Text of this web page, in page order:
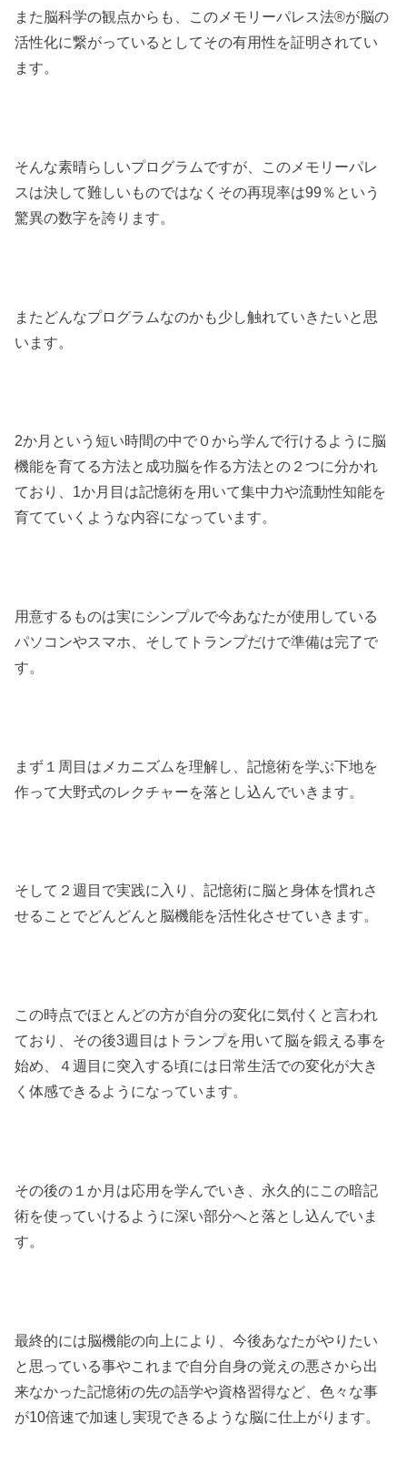
また脳科学の観点からも、このメモリーパレス法®︎が脳の
活性化に繋がっているとしてその有用性を証明されてい
ます。
そんな素晴らしいプログラムですが、このメモリーパレ
スは決して難しいものではなくその再現率は99％という
驚異の数字を誇ります。
またどんなプログラムなのかも少し触れていきたいと思
います。
2か月という短い時間の中で０から学んで行けるように脳
機能を育てる方法と成功脳を作る方法との２つに分かれ
ており、1か月目は記憶術を用いて集中力や流動性知能を
育てていくような内容になっています。
用意するものは実にシンプルで今あなたが使用している
パソコンやスマホ、そしてトランプだけで準備は完了で
す。
まず１周目はメカニズムを理解し、記憶術を学ぶ下地を
作って大野式のレクチャーを落とし込んでいきます。
そして２週目で実践に入り、記憶術に脳と身体を慣れさ
せることでどんどんと脳機能を活性化させていきます。
この時点でほとんどの方が自分の変化に気付くと言われ
ており、その後3週目はトランプを用いて脳を鍛える事を
始め、４週目に突入する頃には日常生活での変化が大き
く体感できるようになっています。
その後の１か月は応用を学んでいき、永久的にこの暗記
術を使っていけるように深い部分へと落とし込んでいま
す。
最終的には脳機能の向上により、今後あなたがやりたい
と思っている事やこれまで自分自身の覚えの悪さから出
来なかった記憶術の先の語学や資格習得など、色々な事
が10倍速で加速し実現できるような脳に仕上がります。